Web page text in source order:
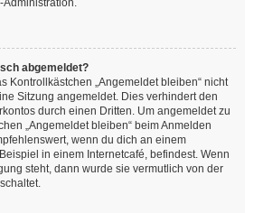
abgemeldet?
Kontrollkästchen „Angemeldet bleiben“ nicht
Sitzung angemeldet. Dies verhindert den
durch einen Dritten. Um angemeldet zu
„Angemeldet bleiben“ beim Anmelden
wenn du dich an einem
in einem Internetcafé, befindest. Wenn
steht, dann wurde sie vermutlich von der